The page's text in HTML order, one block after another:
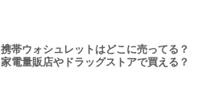
携帯ウォシュレットはどこに売ってる？
家電量販店やドラッグストアで買える？